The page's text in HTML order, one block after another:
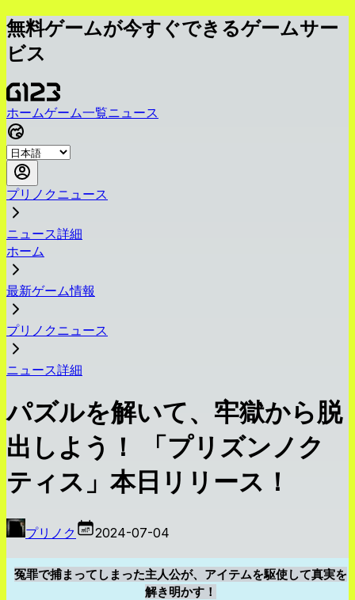
無料ゲームが今すぐできるゲームサー
ビス
ホームゲーム一覧ニュース
プリノクニュース
ニュース詳細
ホーム
最新ゲーム情報
プリノクニュース
ニュース詳細
パズルを解いて、牢獄から脱
出しよう！ 「プリズンノク
ティス」本日リリース！
プリノク 2024-07-04
冤罪で捕まってしまった主人公が、アイテムを駆使して真実を
解き明かす！